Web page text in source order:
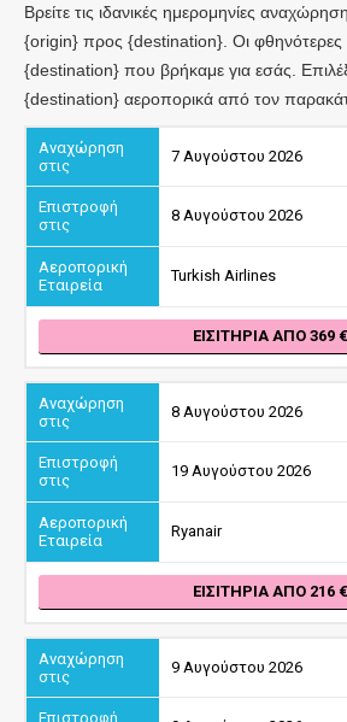
Βρείτε τις ιδανικές ημερομηνίες
{origin} προς {destination}. Οι φθηνότερες
{destination} που βρήκαμε για εσάς.
{destination} αεροπορικά από τον
7 Αυγούστου 2026
8 Αυγούστου 2026
Turkish Airlines
ΕΙΣΙΤΉΡΙΑ ΑΠΌ 369
8 Αυγούστου 2026
19 Αυγούστου 2026
Ryanair
ΕΙΣΙΤΉΡΙΑ ΑΠΌ 216
9 Αυγούστου 2026